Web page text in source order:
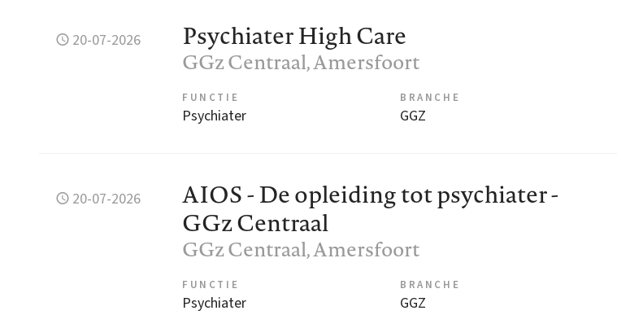
20-07-2026 Psychiater High Care
GGz Centraal, Amersfoort
FUNCTIE
Psychiater
BRANCHE
GGZ
20-07-2026
AIOS - De opleiding tot psychiater -
GGz Centraal
GGz Centraal, Amersfoort
FUNCTIE
Psychiater
BRANCHE
GGZ